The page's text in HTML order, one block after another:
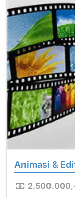
Animasi &